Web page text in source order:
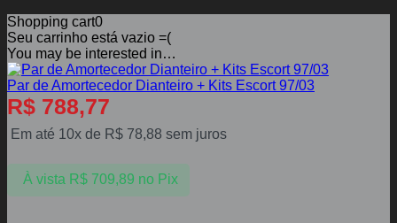
Shopping cart0
Seu carrinho está vazio =(
You may be interested in…
Par de Amortecedor Dianteiro + Kits Escort 97/03
R$ 788,77
Em até 10x de R$ 78,88 sem juros
À vista R$709,89 no Pix